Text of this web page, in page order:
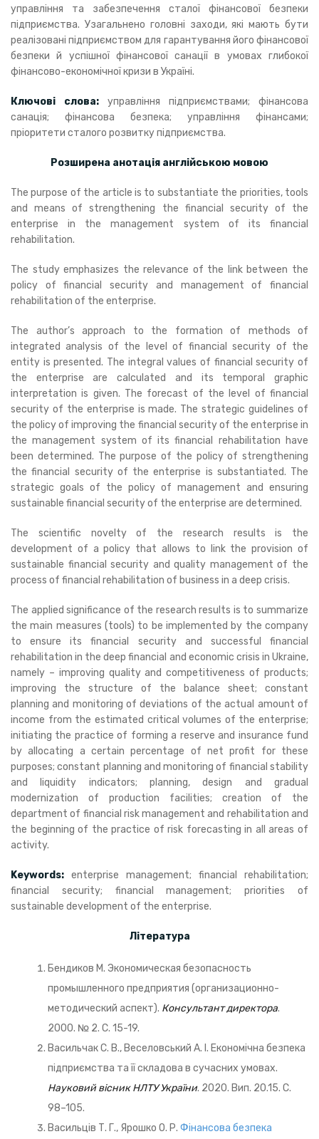
управління та забезпечення сталої фінансової безпеки
підприємства. Узагальнено головні заходи, які мають бути
реалізовані підприємством для гарантування його фінансової
безпеки й успішної фінансової санації в умовах глибокої
фінансово-економічної кризи в Україні.
Ключові слова: управління підприємствами; фінансова
санація; фінансова безпека; управління фінансами;
пріоритети сталого розвитку підприємства.
Розширена анотація англійською мовою
The purpose of the article is to substantiate the priorities, tools
and means of strengthening the financial security of the
enterprise in the management system of its financial
rehabilitation.
The study emphasizes the relevance of the link between the
policy of financial security and management of financial
rehabilitation of the enterprise.
The author’s approach to the formation of methods of
integrated analysis of the level of financial security of the
entity is presented. The integral values of financial security of
the enterprise are calculated and its temporal graphic
interpretation is given. The forecast of the level of financial
security of the enterprise is made. The strategic guidelines of
the policy of improving the financial security of the enterprise in
the management system of its financial rehabilitation have
been determined. The purpose of the policy of strengthening
the financial security of the enterprise is substantiated. The
strategic goals of the policy of management and ensuring
sustainable financial security of the enterprise are determined.
The scientific novelty of the research results is the
development of a policy that allows to link the provision of
sustainable financial security and quality management of the
process of financial rehabilitation of business in a deep crisis.
The applied significance of the research results is to summarize
the main measures (tools) to be implemented by the company
to ensure its financial security and successful financial
rehabilitation in the deep financial and economic crisis in Ukraine,
namely – improving quality and competitiveness of products;
improving the structure of the balance sheet; constant
planning and monitoring of deviations of the actual amount of
income from the estimated critical volumes of the enterprise;
initiating the practice of forming a reserve and insurance fund
by allocating a certain percentage of net profit for these
purposes; constant planning and monitoring of financial stability
and liquidity indicators; planning, design and gradual
modernization of production facilities; creation of the
department of financial risk management and rehabilitation and
the beginning of the practice of risk forecasting in all areas of
activity.
Keywords: enterprise management; financial rehabilitation;
financial security; financial management; priorities of
sustainable development of the enterprise.
Література
Бендиков М. Экономическая безопасность
промышленного предприятия (организационно­
методический аспект). Консультант директора.
2000. № 2. С. 15-19.
Васильчак С. В., Веселовський А. І. Економічна безпека
підприємства та її складова в сучасних умовах.
Науковий вісник НЛТУ України. 2020. Вип. 20.15. С.
98–105.
Васильців Т. Г., Ярошко О. Р.Фінансова безпека